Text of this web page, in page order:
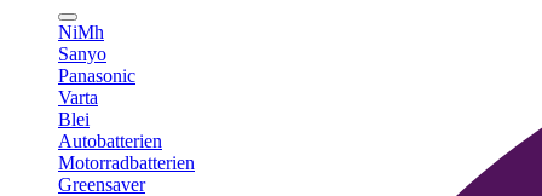
NiMh
Sanyo
Panasonic
Varta
Blei
Autobatterien
Motorradbatterien
Greensaver